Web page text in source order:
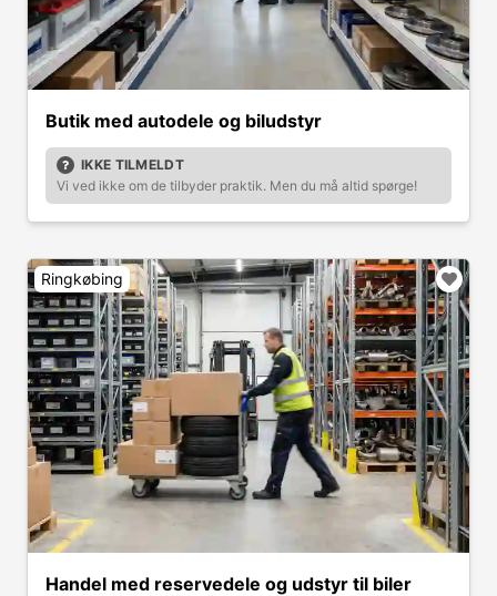
Butik med autodele og biludstyr
IKKE TILMELDT
Vi ved ikke om de tilbyder praktik. Men du må altid spørge!
Ringkøbing
Handel med reservedele og udstyr til biler